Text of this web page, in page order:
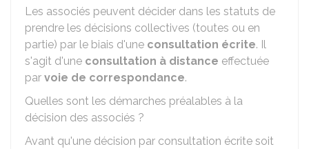
Les associés peuvent décider dans les statuts de
prendre les décisions collectives (toutes ou en
partie) par le biais d'une consultation écrite. Il
s'agit d'une consultation à distance effectuée
par voie de correspondance.
Quelles sont les démarches préalables à la
décision des associés ?
Avant qu'une décision par consultation écrite soit